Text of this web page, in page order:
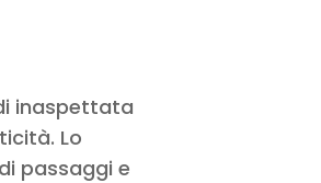
inaspettata
Lo
passaggi e